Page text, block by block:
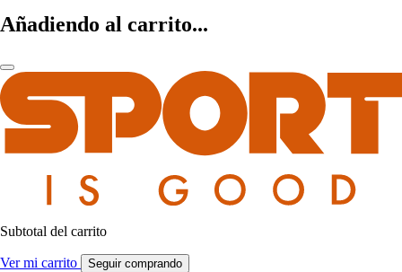
Añadiendo al carrito...
Subtotal del carrito
Ver mi carrito Seguir comprando